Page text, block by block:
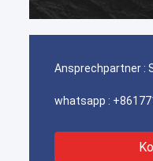
ununterbrochenen
Ansprechpartner :
whatsapp :